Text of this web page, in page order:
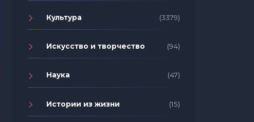
Культура (3379)
Искусство и творчество (94)
Наука (47)
Истории из жизни (15)